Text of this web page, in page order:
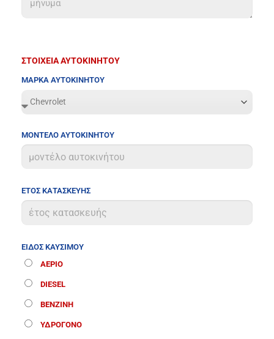
ΣΤΟΙΧΕΙΑ ΑΥΤΟΚΙΝΗΤΟΥ
ΜΑΡΚΑ ΑΥΤΟΚΙΝΗΤΟΥ
ΜΟΝΤΕΛΟ ΑΥΤΟΚΙΝΗΤΟΥ
ΕΤΟΣ ΚΑΤΑΣΚΕΥΗΣ
ΕΙΔΟΣ ΚΑΥΣΙΜΟΥ
ΑΕΡΙΟ
DIESEL
ΒΕΝΖΙΝΗ
ΥΔΡΟΓΟΝΟ